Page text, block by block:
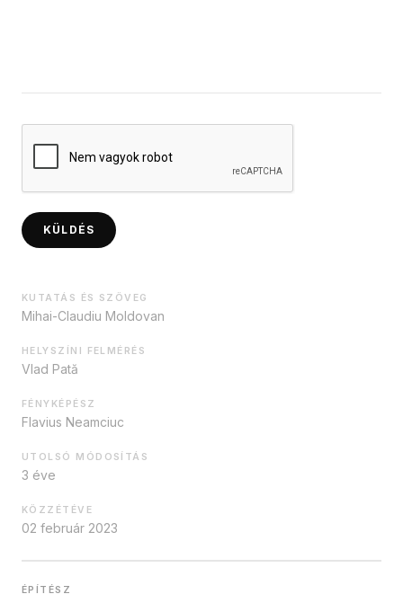
KÜLDÉS
KUTATÁS ÉS SZÖVEG
Mihai-Claudiu Moldovan
HELYSZÍNI FELMÉRÉS
Vlad Pată
FÉNYKÉPÉSZ
Flavius Neamciuc
UTOLSÓ MÓDOSÍTÁS
3 éve
KÖZZÉTÉVE
02 február 2023
ÉPÍTÉSZ